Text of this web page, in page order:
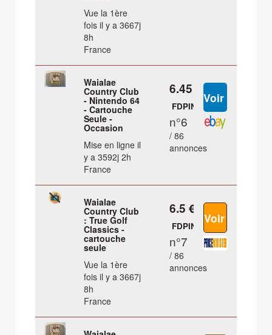
Vue la 1ère
fois il y a 3667j
8h
France
Waialae
Country Club
- Nintendo 64
- Cartouche
Seule -
Occasion
Mise en ligne il
y a 3592j 2h
France
6.45 €
FDPIN
n°6
/ 86
annonces
Waialae
Country Club
: True Golf
Classics -
cartouche
seule
Vue la 1ère
fois il y a 3667j
8h
France
6.5 €
FDPIN
n°7
/ 86
annonces